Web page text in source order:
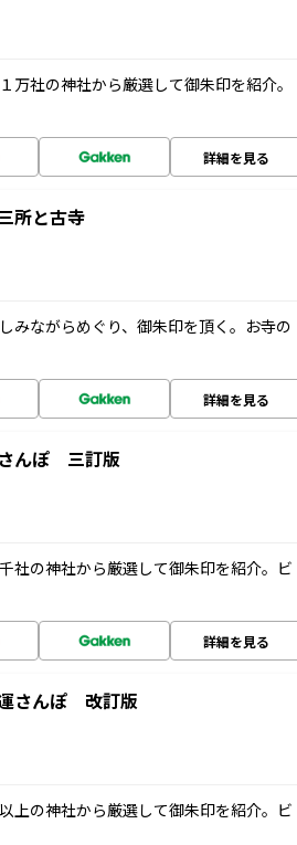
万社の神社から厳選して御朱印を紹介。
詳細を見る
所と古寺
みながらめぐり、御朱印を頂く。お寺の
詳細を見る
んぽ 三訂版
社の神社から厳選して御朱印を紹介。ビ
詳細を見る
さんぽ 改訂版
上の神社から厳選して御朱印を紹介。ビ